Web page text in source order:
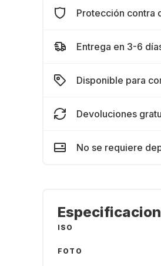
Protección contra
Entrega en 3-6
Disponible para
Devoluciones
No se requiere
ISO
FOTO